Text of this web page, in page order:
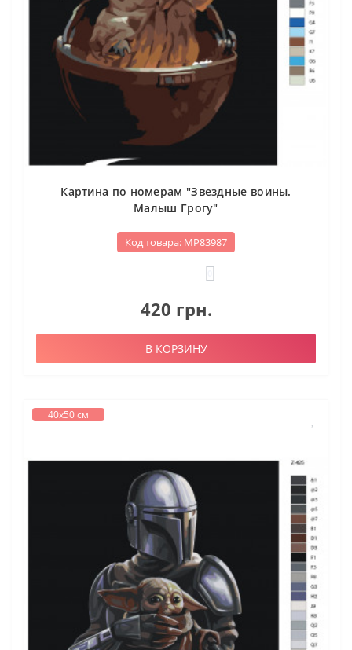
Картина по номерам "Звездные воины.
Малыш Грогу"
Код товара: МР83987
420 грн.
В КОРЗИНУ
40х50 см